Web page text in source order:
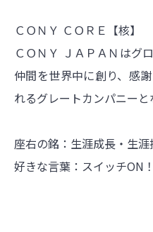
ＣＯＮＹ ＣＯＲＥ【核】
ＣＯＮＹ ＪＡＰＡＮはグ
仲間を世界中に創り、感
れるグレートカンパニーと
座右の銘：生涯成長・生涯
好きな言葉：スイッチON